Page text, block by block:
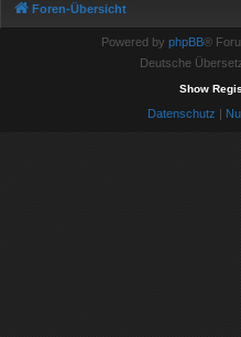
Foren-Übersicht
Powered by phpBB®
Deutsche
Show
Datenschutz |